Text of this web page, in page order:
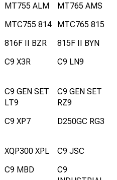
MT755 ALM
MT765 AMS
MTC755 814
MTC765 815
816F II BZR
815F II BYN
C9 X3R C9 LN9
C9 GEN SET
LT9
C9 GEN SET
RZ9
C9 XP7 D250GC RG3
XQP300 XPL
C9 JSC
C9 MBD
C9